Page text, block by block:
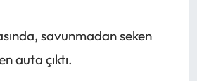
savunmadan seken
auta çıktı.